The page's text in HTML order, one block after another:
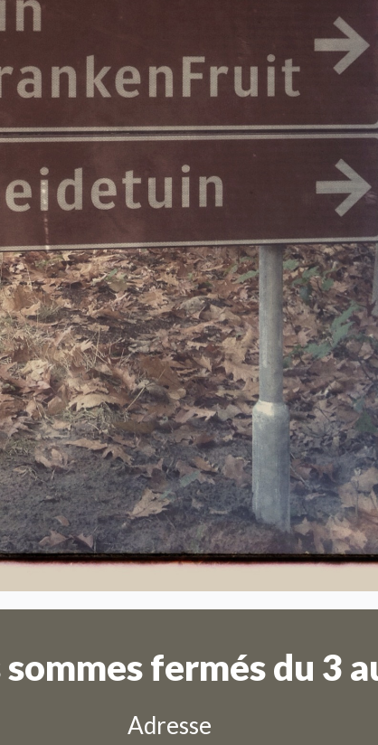
fermés du 3
Adresse
possibles pour la période du 27
au 11 août.
nous avons quelques
de fermeture modifiés.
:
notre service de restauration
toujours réserver des
dimanche 1er août, nous serons
de 9h00 à 17h30.
serons entièrement fermés (y
les nuitées).
d'hôtes :
nous serons également fermés